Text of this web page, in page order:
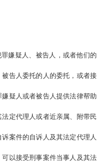
嫌疑人、被告人，或者他们的
告人委托的人的委托，或者接
疑人或者被告人提供法律帮助
定代理人或者近亲属、附带民
案件的自诉人及其法定代理人
以接受刑事案件当事人及其法